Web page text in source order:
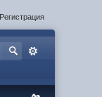
Регистрация